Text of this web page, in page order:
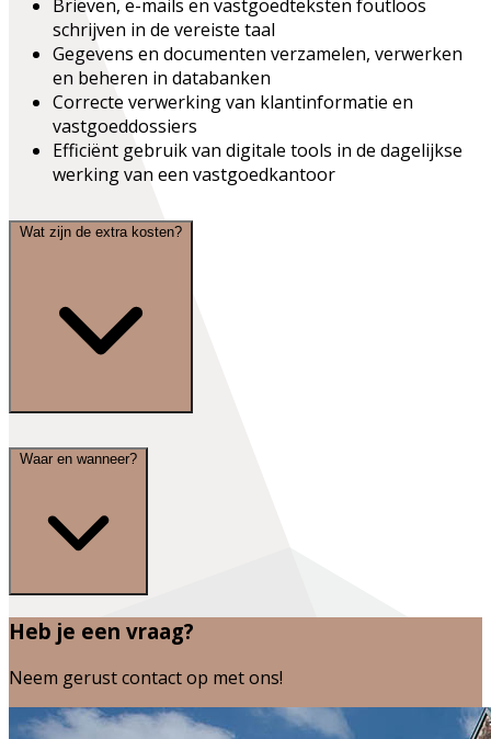
Brieven, e-mails en vastgoedteksten foutloos
schrijven in de vereiste taal
Gegevens en documenten verzamelen, verwerken
en beheren in databanken
Correcte verwerking van klantinformatie en
vastgoeddossiers
Efficiënt gebruik van digitale tools in de dagelijkse
werking van een vastgoedkantoor
Wat zijn de extra kosten?
Waar en wanneer?
Heb je een vraag?
Neem gerust contact op met ons!